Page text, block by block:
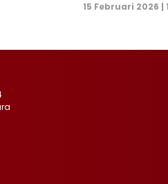
15 Februari 2026 |